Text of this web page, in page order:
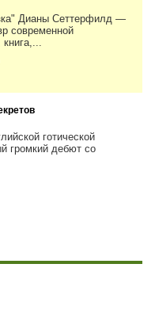
Дианы Сеттерфилд —
современной
книга,...
готической
громкий дебют со